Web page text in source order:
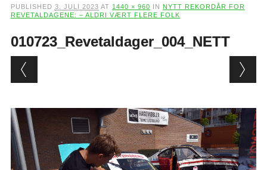
PUBLISHED 3. JULI 2023 AT 1440 × 960 IN NYTT REKORDÅR FOR
REVETALDAGENE: – ALDRI VÆRT FLERE FOLK
010723_Revetaldager_004_NETT